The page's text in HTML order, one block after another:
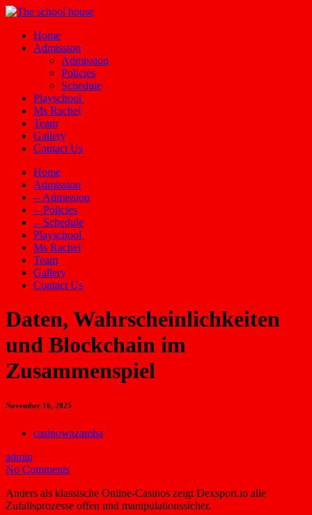
Home
Admission
Admission
Policies
Schedule
Playschool
Ms Rachel
Team
Gallery
Contact Us
Home
Admission
-- Admission
-- Policies
-- Schedule
Playschool
Ms Rachel
Team
Gallery
Contact Us
Daten, Wahrscheinlichkeiten
und Blockchain im
Zusammenspiel
November 16, 2025
casinowazamba
admin
No Comments
Anders als klassische Online-Casinos zeigt Dexsport.io alle
Zufallsprozesse offen und manipulationssicher.